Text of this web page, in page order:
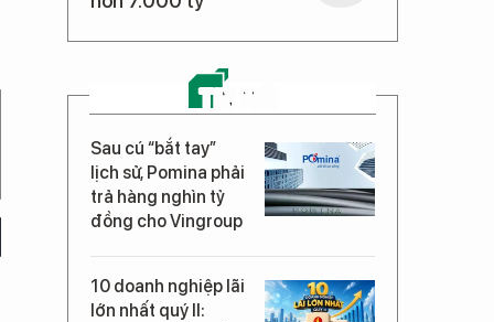
TIN MỚI
Sau cú “bắt tay”
lịch sử, Pomina phải
trả hàng nghìn tỷ
đồng cho Vingroup
10 doanh nghiệp lãi
lớn nhất quý II: